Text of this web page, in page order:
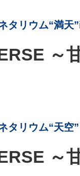
タリウム“満
～
タリウム“天
～